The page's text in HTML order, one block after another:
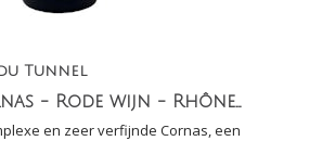
Tunnel
AOC Cornas - Rode wijn - Rhône-Nord (100% Syrah)
en zeer verfijnde Cornas, een